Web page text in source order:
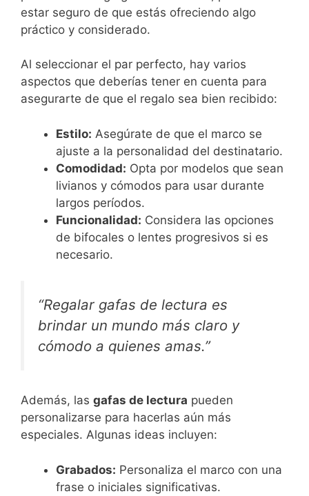
estar seguro de que estás ofreciendo algo
práctico y considerado.
Al seleccionar el par perfecto, hay varios
aspectos que deberías tener en cuenta para
asegurarte de que el regalo sea bien recibido:
Estilo: Asegúrate de que el marco se
ajuste a la personalidad del destinatario.
Comodidad: Opta por modelos que sean
livianos y cómodos para usar durante
largos períodos.
Funcionalidad: Considera las opciones
de bifocales o lentes progresivos si es
necesario.
“Regalar gafas de lectura es
brindar un mundo más claro y
cómodo a quienes amas.”
Además, las gafas de lectura pueden
personalizarse para hacerlas aún más
especiales. Algunas ideas incluyen:
Grabados: Personaliza el marco con una
frase o iniciales significativas.